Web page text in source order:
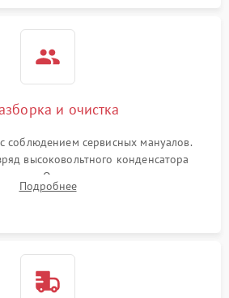
и очистка
соблюдением сервисных мануалов.
высоковольтного конденсатора
Очистка внутренних узлов от
влаги с помощью спецсредств.
Подробнее